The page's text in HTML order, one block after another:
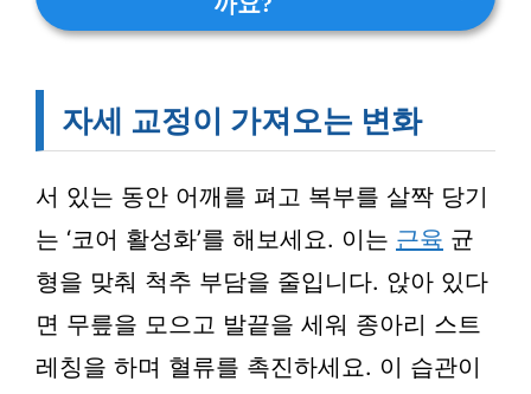
자세 교정이 가져오는 변화
서 있는 동안 어깨를 펴고 복부를 살짝 당기
는 ‘코어 활성화’를 해보세요. 이는 근육 균
형을 맞춰 척추 부담을 줄입니다. 앉아 있다
면 무릎을 모으고 발끝을 세워 종아리 스트
레칭을 하며 혈류를 촉진하세요. 이 습관이